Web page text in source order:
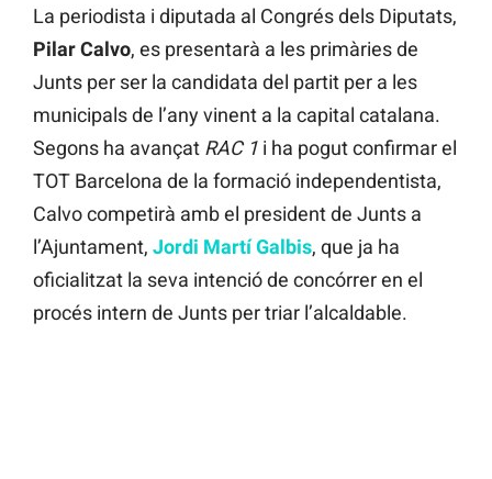
La periodista i diputada al Congrés dels Diputats,
Pilar Calvo, es presentarà a les primàries de
Junts per ser la candidata del partit per a les
municipals de l’any vinent a la capital catalana.
Segons ha avançat RAC 1 i ha pogut confirmar el
TOT Barcelona de la formació independentista,
Calvo competirà amb el president de Junts a
l’Ajuntament, Jordi Martí Galbis, que ja ha
oficialitzat la seva intenció de concórrer en el
procés intern de Junts per triar l’alcaldable.